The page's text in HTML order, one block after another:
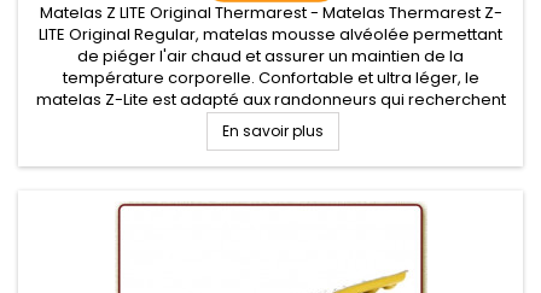
Matelas Z LITE Original Thermarest - Matelas Thermarest Z-
LITE Original Regular, matelas mousse alvéolée permettant
de piéger l'air chaud et assurer un maintien de la
température corporelle. Confortable et ultra léger, le
matelas Z-Lite est adapté aux randonneurs qui recherchent
un matelas robuste et polyvalent. Valeur R de 1.7
En savoir plus